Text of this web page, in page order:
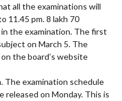
all the examinations will
11.45 pm. 8 lakh 70
the examination. The first
on March 5. The
the board’s website
. The examination schedule
released on Monday. This is